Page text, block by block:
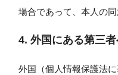
場合であって、本人の
4. 外国にある第三
外国（個人情報保護法